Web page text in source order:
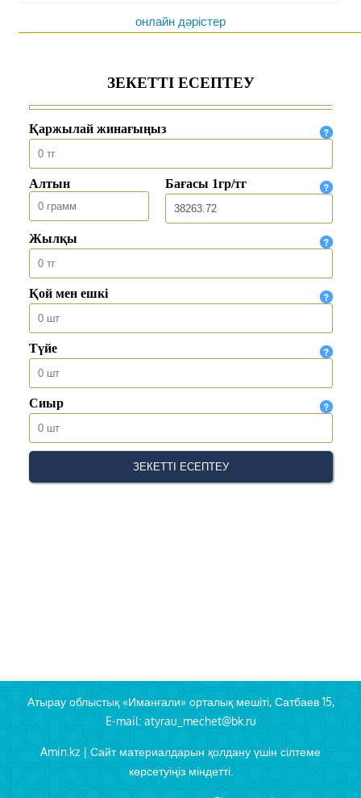
онлайн дәрістер
Атырау облыстық «Иманғали» орталық мешіті, Сатбаев 15,
E-mail: atyrau_mechet@bk.ru
Amin.kz | Сайт материалдарын қолдану үшін сілтеме
көрсетуіңіз міндетті.